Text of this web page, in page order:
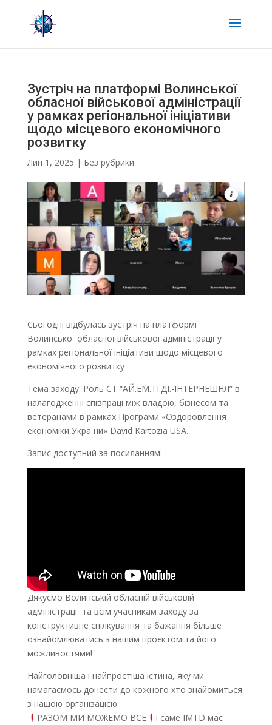
Зустріч на платформі Волинської
обласної військової адміністрації
у рамках регіональної ініціативи
щодо місцевого економічного
розвитку
Лип 1, 2025 | Без рубрики
Сьогодні відбулась зустріч на платформі
Волинської обласної військової адміністрації у
рамках регіональної ініціативи щодо місцевого
економічного розвитку
Тема заходу: Роль СТ “АЙ.ЕМ.ТІ.ДІ.-ІНТЕРНЕШНЛ” в
налагодженні співпраці між владою, бізнесом та
ветеранами в рамках Програми «Оздоровлення
економіки України» David Kartozia USA.
Запис доступний за посиланням:
Дякуємо Волинській обласній військовій
адміністрації та всім учасникам заходу за
конструктивне спілкування та бажання більше
ознайомлюватись з нашим проєктом та його
можливостями!
Найголовніша і найпростіша істина, яку ми
намагаємось донести до кожного хто знайомиться
з нашою організацією:
РАЗОМ МИ МОЖЕМО ВСЕ
і саме IMTD має